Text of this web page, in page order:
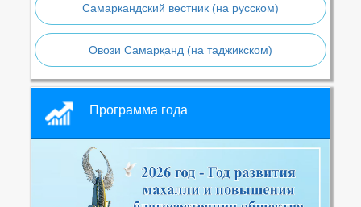
Самаркандский вестник (на русском)
Овози Самарқанд (на таджикском)
Программа года